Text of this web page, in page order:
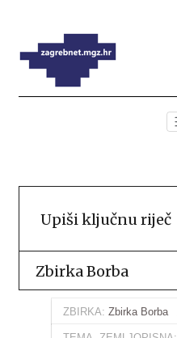
Zbirka Borba
ZBIRKA: Zbirka Borba